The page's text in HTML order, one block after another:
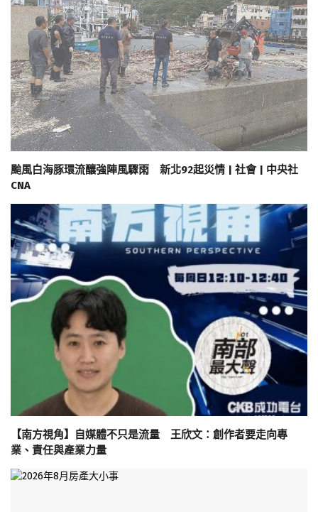
颱風白海豚環流釀強陣風驟雨 新北92起災情 | 社會 | 中央社
CNA
【南方視角】自媒體不只是流量 王欣文：創作者要走向專
業、責任與產業力量